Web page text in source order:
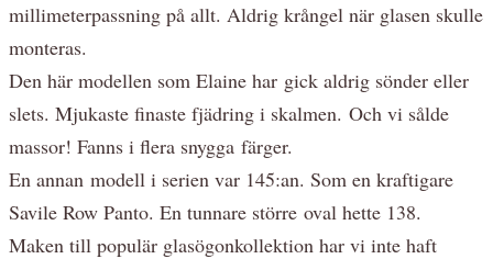
millimeterpassning på allt. Aldrig krångel när glasen skulle
monteras.
Den här modellen som Elaine har gick aldrig sönder eller
slets. Mjukaste finaste fjädring i skalmen. Och vi sålde
massor! Fanns i flera snygga färger.
En annan modell i serien var 145:an. Som en kraftigare
Savile Row Panto. En tunnare större oval hette 138.
Maken till populär glasögonkollektion har vi inte haft